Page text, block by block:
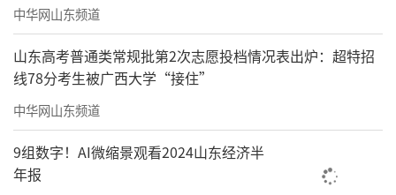
中华网山东频道
山东高考普通类常规批第2次志愿投档情况表出炉：超特招
线78分考生被广西大学“接住”
中华网山东频道
9组数字！AI微缩景观看2024山东经济半
年报